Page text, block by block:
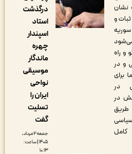
درگذشت
استاد
موسیقی
جمعه ۲ مرداد,
۱۴۰۵ | ساعت: